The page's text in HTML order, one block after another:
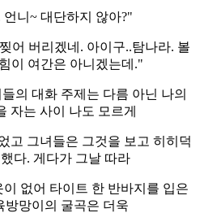
니~ 대단하지 않아?"
어 버리겠네. 아이구..탐나라. 볼
이 여간은 아니겠는데."
의 대화 주제는 다름 아닌 나의
자는 사이 나도 모르게
고 그녀들은 그것을 보고 히히덕
다. 게다가 그날 따라
없어 타이트 한 반바지를 입은
방망이의 굴곡은 더욱